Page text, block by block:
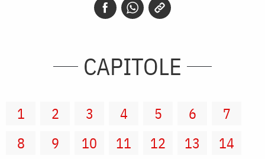
CAPITOLE
1 2 3 4 5 6
7
8
9 10 11 12 13
14